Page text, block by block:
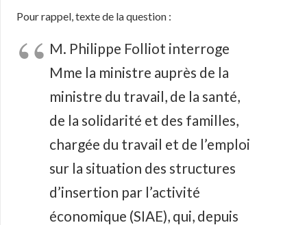
Pour rappel, texte de la question :
M. Philippe Folliot interroge
Mme la ministre auprès de la
ministre du travail, de la santé,
de la solidarité et des familles,
chargée du travail et de l’emploi
sur la situation des structures
d’insertion par l’activité
économique (SIAE), qui, depuis